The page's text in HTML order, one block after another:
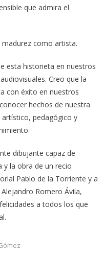
que admira el
como artista.
esta historieta en nuestros
Creo que la
con éxito en nuestros
hechos de nuestra
pedagógico y
dibujante capaz de
y la obra de un recio
Pablo de la Torriente y a
Romero Ávila,
a todos los que